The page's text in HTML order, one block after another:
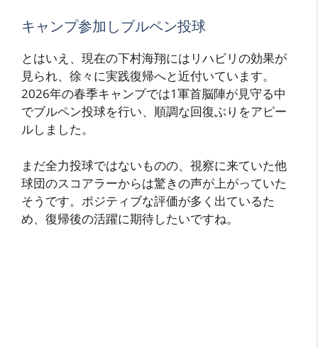
キャンプ参加しブルペン投球
とはいえ、現在の下村海翔にはリハビリの効果が
見られ、徐々に実践復帰へと近付いています。
2026年の春季キャンプでは1軍首脳陣が見守る中
でブルペン投球を行い、順調な回復ぶりをアピー
ルしました。
まだ全力投球ではないものの、視察に来ていた他
球団のスコアラーからは驚きの声が上がっていた
そうです。ポジティブな評価が多く出ているた
め、復帰後の活躍に期待したいですね。